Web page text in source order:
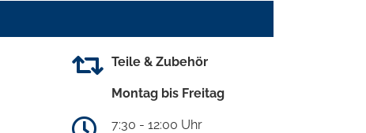
Teile & Zubehör
Montag bis Freitag
7:30 - 12:00 Uhr